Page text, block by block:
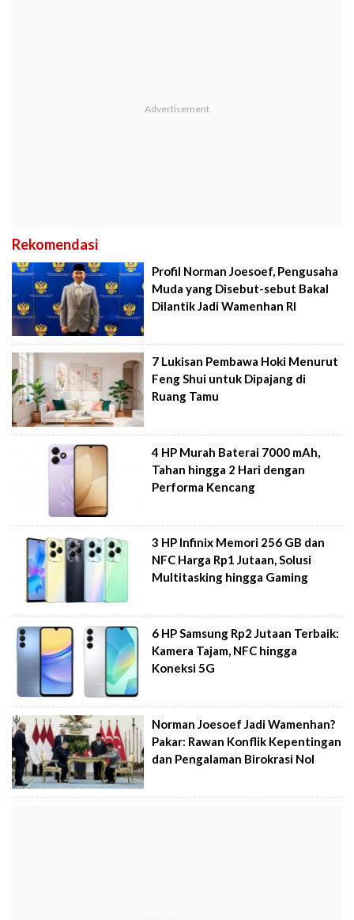
Rekomendasi
Profil Norman Joesoef, Pengusaha
Muda yang Disebut-sebut Bakal
Dilantik Jadi Wamenhan RI
7 Lukisan Pembawa Hoki Menurut
Feng Shui untuk Dipajang di
Ruang Tamu
4 HP Murah Baterai 7000 mAh,
Tahan hingga 2 Hari dengan
Performa Kencang
3 HP Infinix Memori 256 GB dan
NFC Harga Rp1 Jutaan, Solusi
Multitasking hingga Gaming
6 HP Samsung Rp2 Jutaan Terbaik:
Kamera Tajam, NFC hingga
Koneksi 5G
Norman Joesoef Jadi Wamenhan?
Pakar: Rawan Konflik Kepentingan
dan Pengalaman Birokrasi Nol